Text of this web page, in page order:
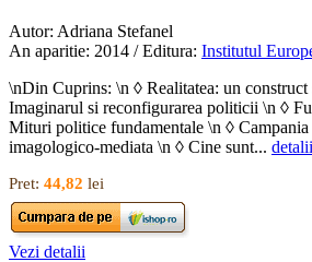
Autor: Adriana Stefanel
An aparitie: 2014 / Editura: Institutul
\nDin Cuprins: \n ◊ Realitatea: un
Imaginarul si reconfigurarea politicii \n ◊
Mituri politice fundamentale \n ◊ Campania
imagologico-mediata \n ◊ Cine sunt...
Pret: 44,82 lei
Vezi detalii